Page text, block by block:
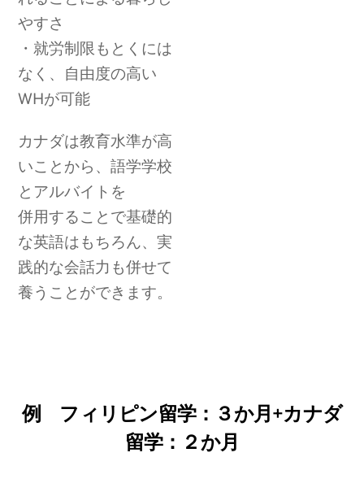
やすさ
・就労制限もとくには
なく、自由度の高い
WHが可能
カナダは教育水準が高
いことから、語学学校
とアルバイトを
併用することで基礎的
な英語はもちろん、実
践的な会話力も併せて
養うことができます。
例 フィリピン留学：３か月+カナダ
留学：２か月